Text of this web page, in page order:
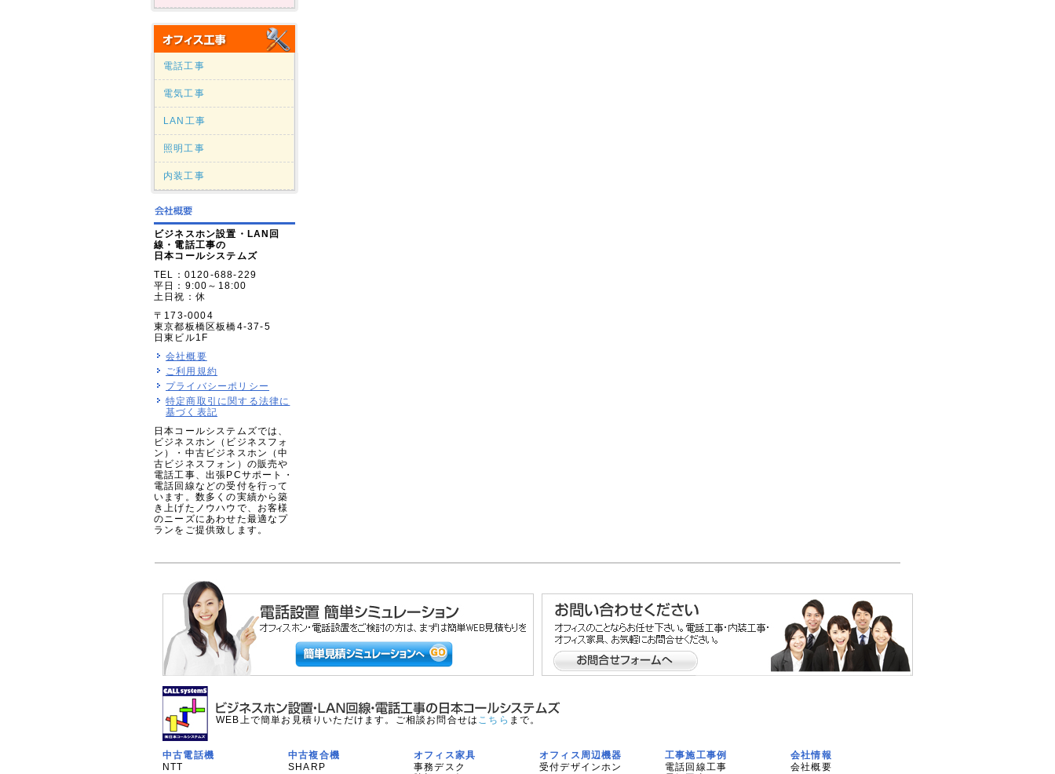
電話工事
電気工事
LAN工事
照明工事
内装工事
ビジネスホン設置・LAN回
線・電話工事の
日本コールシステムズ
TEL：0120-688-229
平日：9:00～18:00
土日祝：休
〒173-0004
東京都板橋区板橋4-37-5
日東ビル1F
会社概要
ご利用規約
プライバシーポリシー
特定商取引に関する法律に
基づく表記
日本コールシステムズでは、
ビジネスホン（ビジネスフォ
ン）・中古ビジネスホン（中
古ビジネスフォン）の販売や
電話工事、出張PCサポート・
電話回線などの受付を行って
います。数多くの実績から築
き上げたノウハウで、お客様
のニーズにあわせた最適なプ
ランをご提供致します。
WEB上で簡単お見積りいただけます。ご相談お問合せは こちら まで。
中古電話機
NTT
中古複合機
SHARP
オフィス家具
事務デスク
オフィス周辺機器
受付デザインホン
工事施工事例
電話回線工事
会社情報
会社概要